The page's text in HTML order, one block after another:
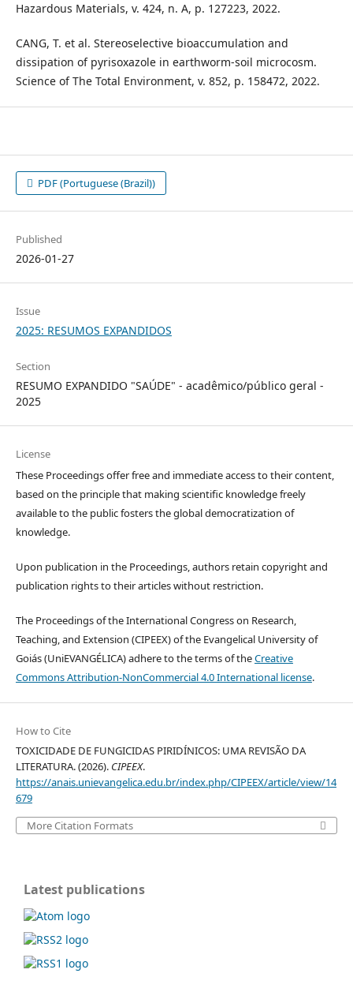
Hazardous Materials, v. 424, n. A, p. 127223, 2022.
CANG, T. et al. Stereoselective bioaccumulation and
dissipation of pyrisoxazole in earthworm-soil microcosm.
Science of The Total Environment, v. 852, p. 158472, 2022.
PDF (Portuguese (Brazil))
Published
2026-01-27
Issue
2025: RESUMOS EXPANDIDOS
Section
RESUMO EXPANDIDO "SAÚDE" - acadêmico/público geral -
2025
License
These Proceedings offer free and immediate access to their content,
based on the principle that making scientific knowledge freely
available to the public fosters the global democratization of
knowledge.
Upon publication in the Proceedings, authors retain copyright and
publication rights to their articles without restriction.
The Proceedings of the International Congress on Research,
Teaching, and Extension (CIPEEX) of the Evangelical University of
Goiás (UniEVANGÉLICA) adhere to the terms of theCreative
Commons Attribution-NonCommercial 4.0 International license.
How to Cite
TOXICIDADE DE FUNGICIDAS PIRIDÍNICOS: UMA REVISÃO DA
LITERATURA. (2026). CIPEEX.
https://anais.unievangelica.edu.br/index.php/CIPEEX/article/view/14
679
More Citation Formats
Latest publications